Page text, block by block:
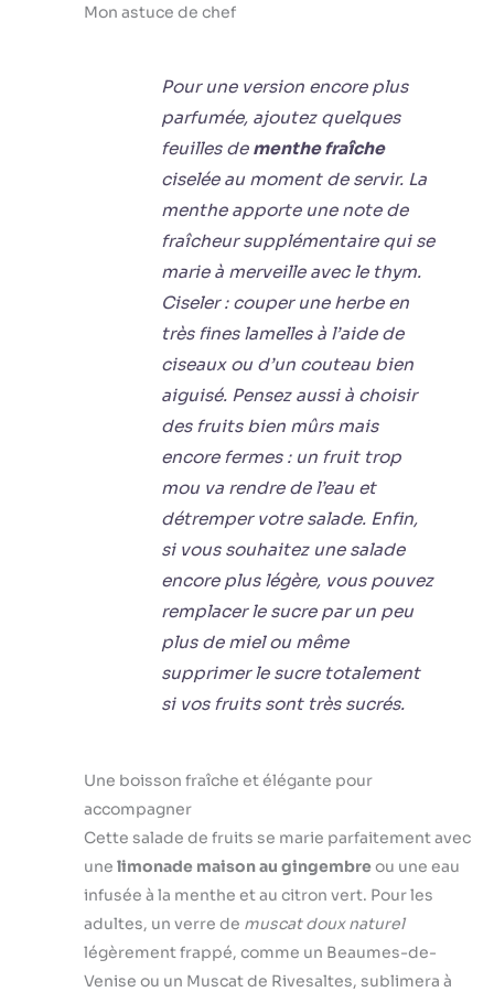
Mon astuce de chef
Pour une version encore plus
parfumée, ajoutez quelques
feuilles de menthe fraîche
ciselée au moment de servir. La
menthe apporte une note de
fraîcheur supplémentaire qui se
marie à merveille avec le thym.
Ciseler : couper une herbe en
très fines lamelles à l’aide de
ciseaux ou d’un couteau bien
aiguisé.Pensez aussi à choisir
des fruits bien mûrs mais
encore fermes : un fruit trop
mou va rendre de l’eau et
détremper votre salade. Enfin,
si vous souhaitez une salade
encore plus légère, vous pouvez
remplacer le sucre par un peu
plus de miel ou même
supprimer le sucre totalement
si vos fruits sont très sucrés.
Une boisson fraîche et élégante pour
accompagner
Cette salade de fruits se marie parfaitement avec
une limonade maison au gingembreou une eau
infusée à la menthe et au citron vert. Pour les
adultes, un verre de muscat doux naturel
légèrement frappé, comme un Beaumes-de-
Venise ou un Muscat de Rivesaltes, sublimera à